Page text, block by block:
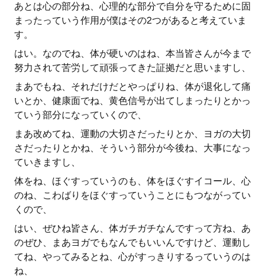
あとは心の部分ね、心理的な部分で自分を守るために固
まったっていう作用が僕はその2つがあると考えていま
す。
はい。なのでね、体が硬いのはね、本当皆さんが今まで
努力されて苦労して頑張ってきた証拠だと思いますし、
まあでもね、それだけだとやっぱりね、体が退化して痛
いとか、健康面でね、黄色信号が出てしまったりとかっ
ていう部分になっていくので、
まあ改めてね、運動の大切さだったりとか、ヨガの大切
さだったりとかね、そういう部分が今後ね、大事になっ
ていきますし、
体をね、ほぐすっていうのも、体をほぐすイコール、心
のね、こわばりをほぐすっていうことにもつながってい
くので、
はい、ぜひね皆さん、体ガチガチなんですって方ね、あ
のぜひ、まあヨガでもなんでもいいんですけど、運動し
てね、やってみるとね、心がすっきりするっていうのは
ね、